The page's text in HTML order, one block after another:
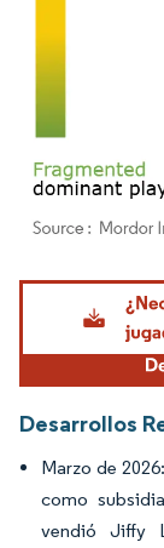
Imagen © Mordor
Desarrollos
Marzo de
como
vendió Jiffy